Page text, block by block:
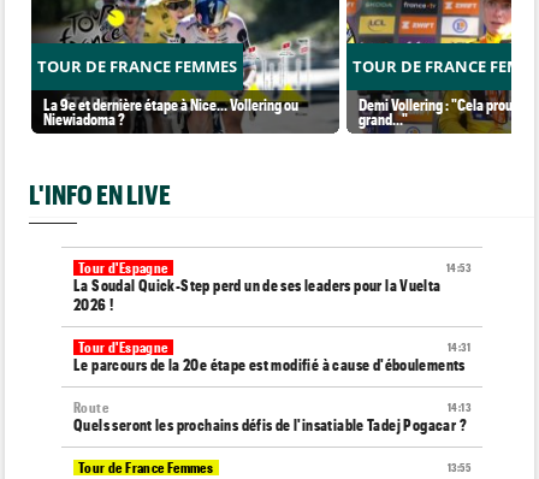
TOUR DE FRANCE FEMMES
La 9e et dernière étape à Nice... Vollering ou
Niewiadoma ?
TOUR DE FRANCE
Demi Vollering : "Cela prouve
grand..."
L'INFO EN LIVE
14:53
Tour d'Espagne
La Soudal Quick-Step perd un de ses leaders pour la Vuelta
2026 !
14:31
Tour d'Espagne
Le parcours de la 20e étape est modifié à cause d'éboulements
14:13
Route
Quels seront les prochains défis de l'insatiable Tadej Pogacar ?
13:55
Tour de France Femmes